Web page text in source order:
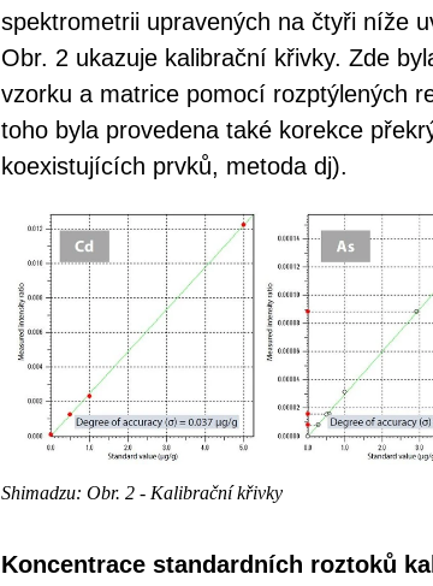
spektrometrii upravených na čtyři níže
Obr. 2 ukazuje kalibrační křivky. Zde
vzorku a matrice pomocí rozptýlených
toho byla provedena také korekce
koexistujících prvků, metoda dj).
Shimadzu: Obr. 2 - Kalibrační křivky
Koncentrace standardních roztoků